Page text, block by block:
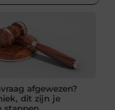
afgewezen?
dit zijn je